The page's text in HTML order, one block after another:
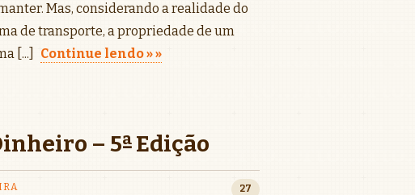
Mas, considerando a realidade do
de transporte, a propriedade de um
[...]
Continue lendo »
– 5ª Edição
27